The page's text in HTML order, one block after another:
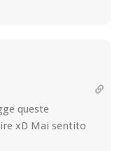
queste
xD Mai sentito